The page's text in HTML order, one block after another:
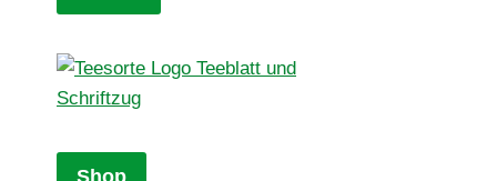
Shop